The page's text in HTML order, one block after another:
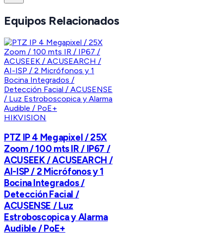
Equipos Relacionados
HIKVISION
PTZ IP 4 Megapixel / 25X
Zoom / 100 mts IR / IP67 /
ACUSEEK / ACUSEARCH /
AI-ISP / 2 Micrófonos y 1
Bocina Integrados /
Detección Facial /
ACUSENSE / Luz
Estroboscopica y Alarma
Audible / PoE+